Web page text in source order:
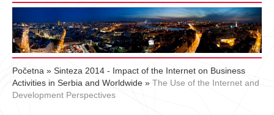
Početna » Sinteza 2014 - Impact of the Internet on Business
Activities in Serbia and Worldwide » The Use of the Internet and
Development Perspectives